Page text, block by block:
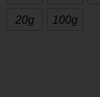
20g 100g